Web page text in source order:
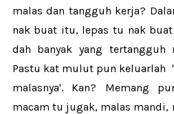
malas dan tangguh kerja?
nak buat itu, lepas tu nak
dah banyak yang tertangguh
Pastu kat mulut pun keluarlah
malasnya'. Kan? Memang
macam tu jugak, malas mandi,